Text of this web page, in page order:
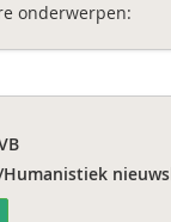
onderwerpen: